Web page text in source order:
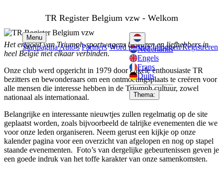
TR Register Belgium vzw - Welkom
Nederlands
Engels
Frans
Duits
Thema:
Menu
StartpaginaAuto's Partners Word partner Inloggen/Registreren
Het erfgoed van Triumph-sportwagens bewaren en liefhebbers in
heel België met elkaar verbinden.
Onze club werd opgericht in 1979 door enkele enthousiaste TR
bezitters en bewonderaars om een ontmoetingsplaats te creëren voor
alle mensen die interesse hebben in de Triumph cultuur, zowel
nationaal als internationaal.
Belangrijke en interessante nieuwtjes zullen regelmatig op de site
geplaatst worden, zoals bijvoorbeeld de talrijke evenementen die we
voor onze leden organiseren. Neem gerust een kijkje op onze
kalender pagina voor een overzicht van afgelopen en nog op stapel
staande evenementen. Foto’s van dergelijke gebeurtenissen geven je
een goede indruk van het toffe karakter van onze samenkomsten.